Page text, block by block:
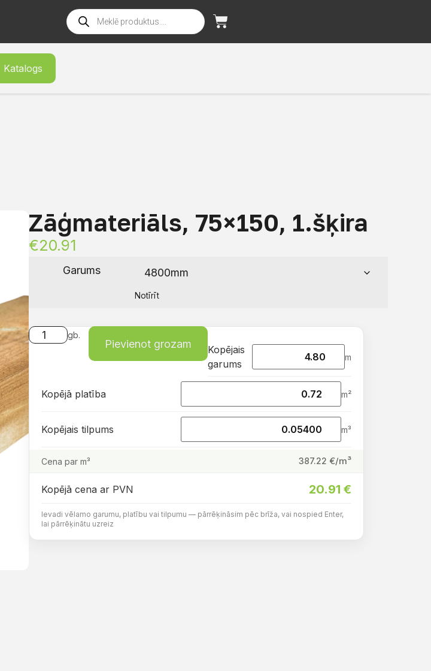
Katalogs
Zāģmateriāls, 75×150, 1.šķira
€20.91
Garums
Notīrīt
gb.
Pievienot grozam
Kopējais
garums
m
Kopējā platība m²
Kopējais tilpums m³
Cena par m³ 387.22 €/m³
Kopējā cena ar PVN 20.91 €
Ievadi vēlamo garumu, platību vai tilpumu — pārrēķināsim pēc brīža, vai nospied Enter,
lai pārrēķinātu uzreiz